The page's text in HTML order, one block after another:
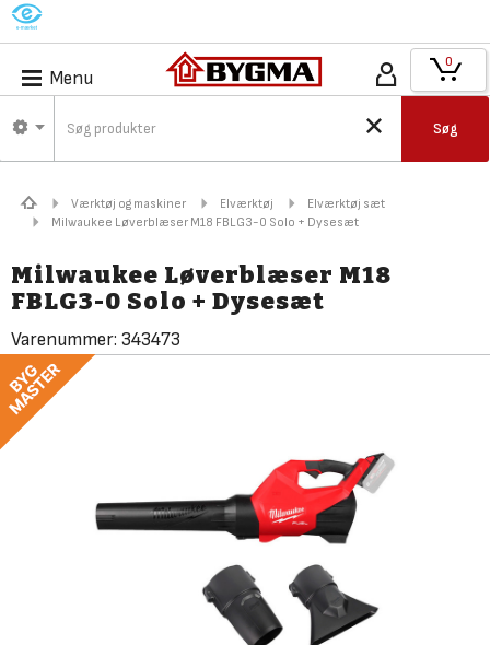
M
Menu
Søg
0
Værktøj og maskiner Elværktøj
Elværktøj sæt
Milwaukee Løverblæser M18 FBLG3-0 Solo + Dysesæt
Milwaukee Løverblæser M18
FBLG3-0 Solo + Dysesæt
Varenummer: 343473